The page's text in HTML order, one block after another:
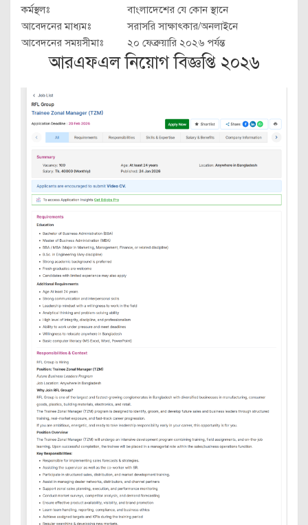
কর্মস্থলঃ
বাংলাদেশের যে কোন স্থানে
আবেদনের মাধ্যমঃ
সরাসরি সাক্ষাৎকার/অনলাইনে
আবেদনের সময়সীমাঃ
২০ ফেব্রুয়ারি ২০২৬ পর্যন্ত
আরএফএল নিয়োগ বিজ্ঞপ্তি ২০২৬